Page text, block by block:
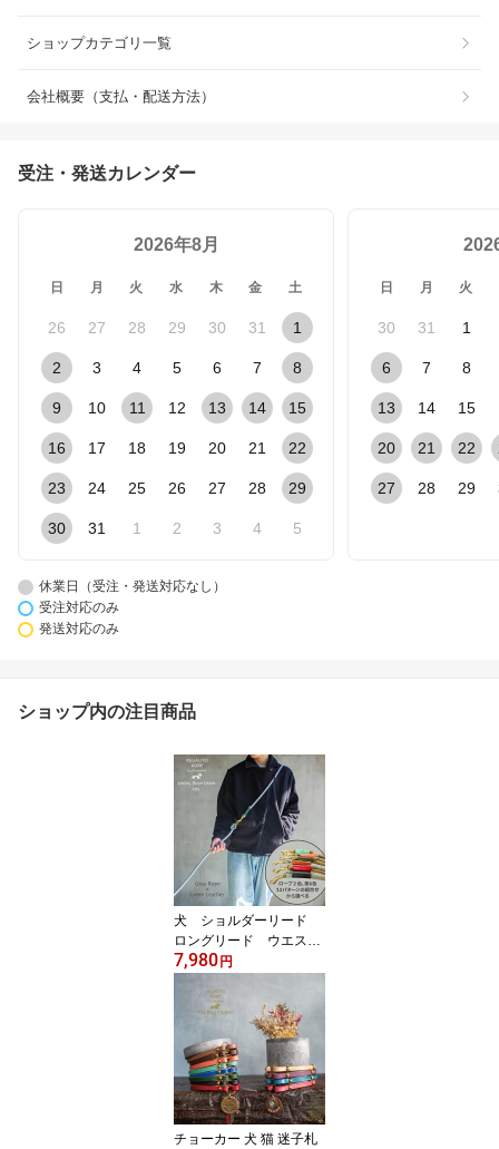
ショップカテゴリ一覧
会社概要（支払・配送方法）
受注・発送カレンダー
2026年8月
日 月 火 水 木 金 土
26 27 28 29 30 31 1
2 3 4 5 6 7 8
9 10 11 12 13 14 15
16 17 18 19 20 21 22
23 24 25 26 27 28 29
30 31 1 2 3 4 5
日 月 火
30 31 1
6 7 8
13 14 15
20 21 22
27 28 29
休業日（受注・発送対応なし）
受注対応のみ
発送対応のみ
ショップ内の注目商品
犬 ショルダーリード
ロングリード ウエスト
リード 本革 ロープ
ト本革とロープのユーテ
ィリティリードRegalito
Kobe Utility The Dog Lea
sh 295
7,980円
チョーカー 犬 猫 迷子札